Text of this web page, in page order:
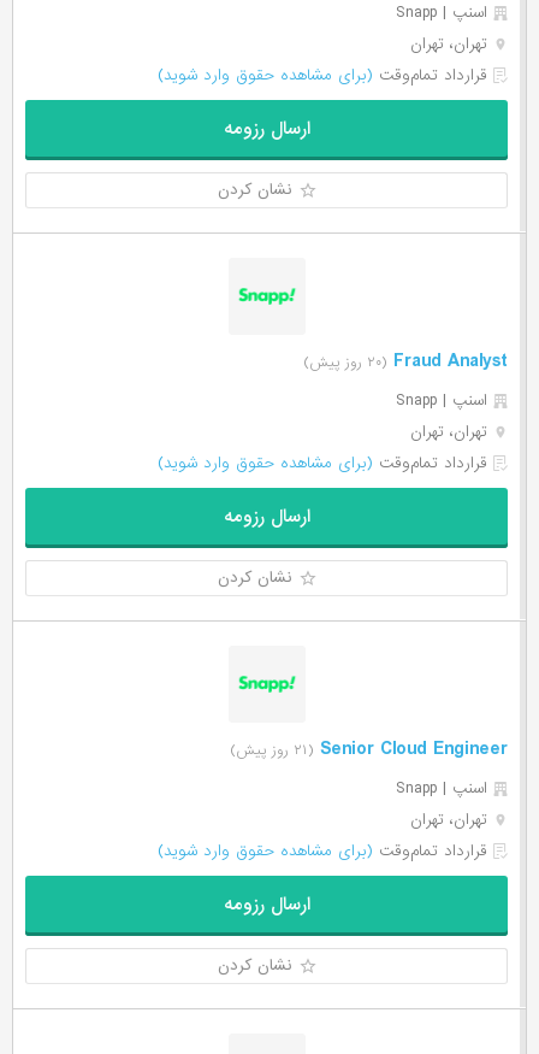
اسنپ | Snapp
تهران، تهران
قرارداد تمام‌وقت (برای مشاهده حقوق وارد شوید)
ارسال رزومه
نشان کردن
Fraud Analyst (۲۰ روز پیش)
اسنپ | Snapp
تهران، تهران
قرارداد تمام‌وقت (برای مشاهده حقوق وارد شوید)
ارسال رزومه
نشان کردن
Senior Cloud Engineer (۲۱ روز پیش)
اسنپ | Snapp
تهران، تهران
قرارداد تمام‌وقت (برای مشاهده حقوق وارد شوید)
ارسال رزومه
نشان کردن